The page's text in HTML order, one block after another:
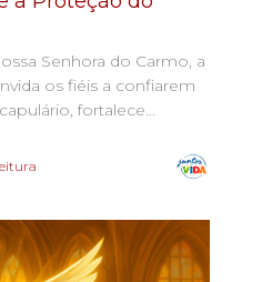
Senhora do Carmo, a
os fiéis a confiarem
fortalece...